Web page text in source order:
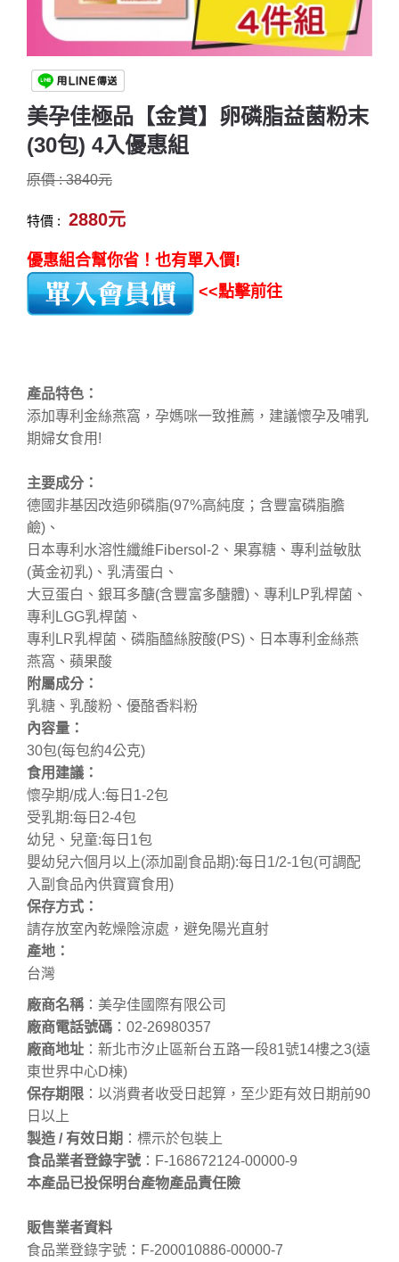
美孕佳極品【金賞】卵磷脂益菌粉末
(30包) 4入優惠組
原價 : 3840元
特價 : 2880元
優惠組合幫你省！也有單入價!
<<點擊前往
產品特色：
添加專利金絲燕窩，孕媽咪一致推薦，建議懷孕及哺乳
期婦女食用!
主要成分：
德國非基因改造卵磷脂(97%高純度；含豐富磷脂膽
鹼)、
日本專利水溶性纖維Fibersol-2、果寡糖、專利益敏肽
(黃金初乳)、乳清蛋白、
大豆蛋白、銀耳多醣(含豐富多醣體)、專利LP乳桿菌、
專利LGG乳桿菌、
專利LR乳桿菌、磷脂醯絲胺酸(PS)、日本專利金絲燕
燕窩、蘋果酸
附屬成分：
乳糖、乳酸粉、優酪香料粉
內容量：
30包(每包約4公克)
食用建議：
懷孕期/成人:每日1-2包
受乳期:每日2-4包
幼兒、兒童:每日1包
嬰幼兒六個月以上(添加副食品期):每日1/2-1包(可調配
入副食品內供寶寶食用)
保存方式：
請存放室內乾燥陰涼處，避免陽光直射
產地：
台灣
廠商名稱：美孕佳國際有限公司
廠商電話號碼 ：02-26980357
廠商地址 ：新北市汐止區新台五路一段81號14樓之3(遠
東世界中心D棟)
保存期限 ：以消費者收受日起算，至少距有效日期前90
日以上
製造 / 有效日期 ：標示於包裝上
食品業者登錄字號 ：F-168672124-00000-9
本產品已投保明台產物產品責任險
販售業者資料
食品業登錄字號：F-200010886-00000-7